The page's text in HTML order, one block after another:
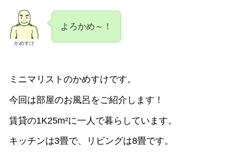
かめすけ
よろかめ～！
ミニマリストのかめすけです。
今回は部屋のお風呂をご紹介します！
賃貸の1K25m²に一人で暮らしています。
キッチンは3畳で、リビングは8畳です。